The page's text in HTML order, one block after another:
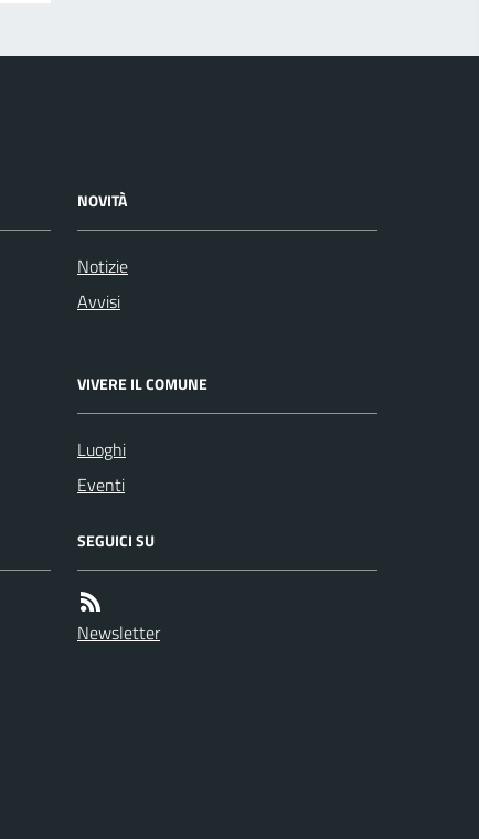
NOVITÀ
Notizie
Avvisi
VIVERE IL COMUNE
Luoghi
Eventi
SEGUICI SU
Newsletter